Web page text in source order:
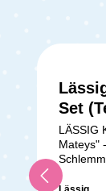
Set
LÄSSIG
Mateys"